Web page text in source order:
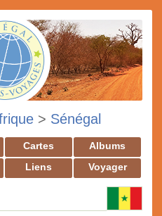
> Sénégal
Cartes
Albums
Liens Voyager